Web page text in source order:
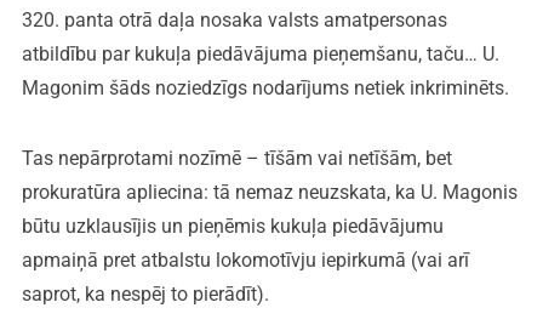
320. panta otrā daļa nosaka valsts amatpersonas
atbildību par kukuļa piedāvājuma pieņemšanu, taču… U.
Magonim šāds noziedzīgs nodarījums netiek inkriminēts.
Tas nepārprotami nozīmē – tīšām vai netīšām, bet
prokuratūra apliecina: tā nemaz neuzskata, ka U. Magonis
būtu uzklausījis un pieņēmis kukuļa piedāvājumu
apmaiņā pret atbalstu lokomotīvju iepirkumā (vai arī
saprot, ka nespēj to pierādīt).